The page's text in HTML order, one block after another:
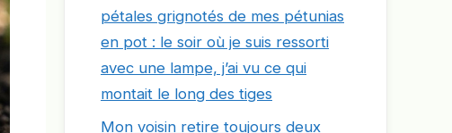
pétales grignotés de mes pétunias
en pot : le soir où je suis ressorti
avec une lampe, j’ai vu ce qui
montait le long des tiges
Mon voisin retire toujours deux